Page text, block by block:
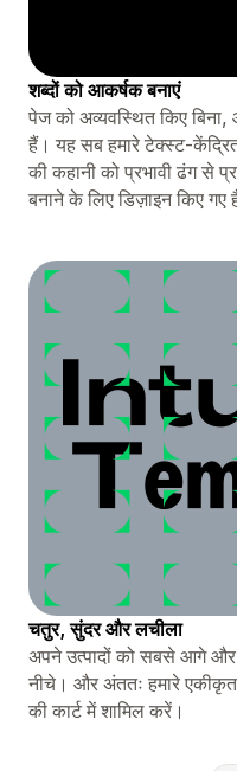
शब्दों को आकर्षक बनाएं
पेज को अव्यवस्थित किए
हैं। यह सब हमारे टेक्स्ट-
की कहानी को प्रभावी ढंग से
बनाने के लिए डिज़ाइन किए गए
चतुर, सुंदर और लचीला
अपने उत्पादों को सबसे आगे और
नीचे। और अंततः हमारे
की कार्ट में शामिल करें।